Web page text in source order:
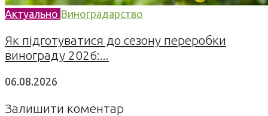
Актуально Виноградарство
Як підготуватися до сезону переробки
винограду 2026:...
06.08.2026
Залишити коментар